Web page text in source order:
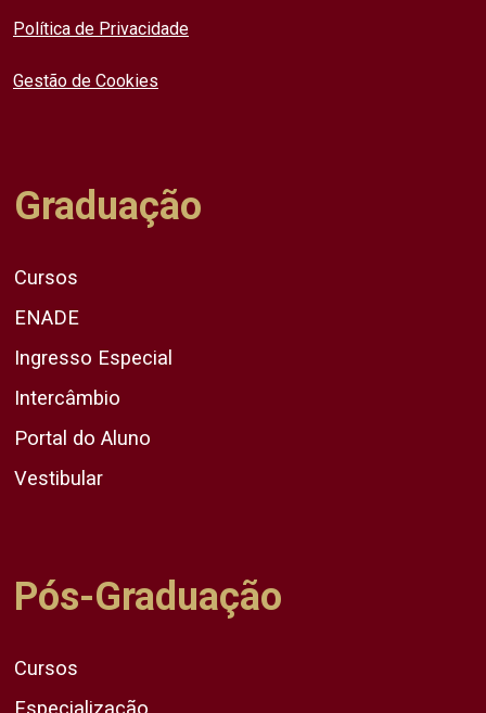
Política de Privacidade
Gestão de Cookies
Graduação
Cursos
ENADE
Ingresso Especial
Intercâmbio
Portal do Aluno
Vestibular
Pós-Graduação
Cursos
Especialização